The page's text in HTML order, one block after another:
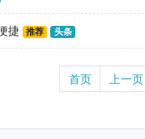
捷 推荐 头条
首页 上一页